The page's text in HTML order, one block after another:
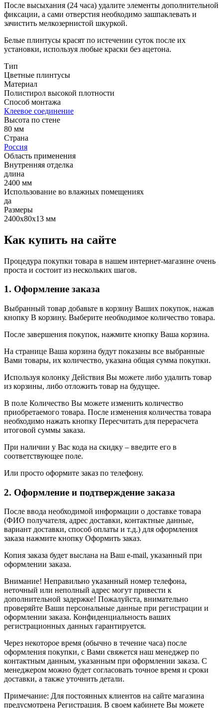
После высыхания (24 часа) удалите элементы дополнительной
фиксации, а сами отверстия необходимо зашпаклевать и
зачистить мелкозернистой шкуркой.
Белые плинтусы красят по истечении суток после их
установки, используя любые краски без ацетона.
Тип
Цветные плинтусы
Материал
Полистирол высокой плотности
Способ монтажа
Клеевое соединение
Высота по стене
80 мм
Страна
Россия
Область применения
Внутренняя отделка
длина
2400 мм
Использование во влажных помещениях
да
Размеры
2400х80х13 мм
Как купить на сайте
Процедура покупки товара в нашем интернет-магазине очень
проста и состоит из нескольких шагов.
1. Оформление заказа
Выбранный товар добавьте в корзину Ваших покупок, нажав
кнопку В корзину. Выберите необходимое количество товара.
После завершения покупок, нажмите кнопку Ваша корзина.
На странице Ваша корзина будут показаны все выбранные
Вами товары, их количество, указана общая сумма покупки.
Используя колонку Действия Вы можете либо удалить товар
из корзины, либо отложить товар на будущее.
В поле Количество Вы можете изменить количество
приобретаемого товара. После изменения количества товара
необходимо нажать кнопку Пересчитать для перерасчета
итоговой суммы заказа.
При наличии у Вас кода на скидку – введите его в
соответствующее поле.
Или просто оформите заказ по телефону.
2. Оформление и подтверждение заказа
После ввода необходимой информации о доставке товара
(ФИО получателя, адрес доставки, контактные данные,
вариант доставки, способ оплаты и т.д.) для оформления
заказа нажмите кнопку Оформить заказ.
Копия заказа будет выслана на Ваш e-mail, указанный при
оформлении заказа.
Внимание! Неправильно указанный номер телефона,
неточный или неполный адрес могут привести к
дополнительной задержке! Пожалуйста, внимательно
проверяйте Ваши персональные данные при регистрации и
оформлении заказа. Конфиденциальность ваших
регистрационных данных гарантируется.
Через некоторое время (обычно в течение часа) после
оформления покупки, с Вами свяжется наш менеджер по
контактным данным, указанным при оформлении заказа. С
менеджером можно будет согласовать точное время и сроки
доставки, а также уточнить детали.
Примечание: Для постоянных клиентов на сайте магазина
предусмотрена Регистрация. В своем кабинете Вы можете